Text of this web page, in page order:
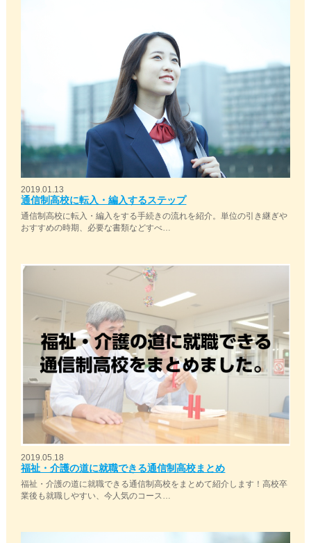
2019.01.13
通信制高校に転入・編入するステップ
通信制高校に転入・編入をする手続きの流れを紹介。単位の引き継ぎや
おすすめの時期、必要な書類などすべ…
2019.05.18
福祉・介護の道に就職できる通信制高校まとめ
福祉・介護の道に就職できる通信制高校をまとめて紹介します！高校卒
業後も就職しやすい、今人気のコース…